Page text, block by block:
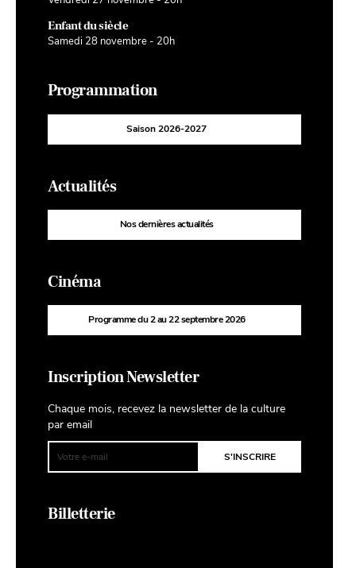
Enfant du siècle
Samedi 28 novembre - 20h
Programmation
Saison 2026-2027
Actualités
Nos dernières actualités
Cinéma
Programme du 2 au 22 septembre 2026
Inscription Newsletter
Chaque mois, recevez la newsletter de la culture
par email
Billetterie